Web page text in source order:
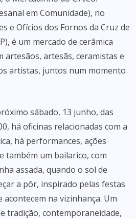
em Comunidade), no
e Ofícios dos Fornos da Cruz de
é um mercado de cerâmica
artesãos, artesãs, ceramistas e
artistas, juntos num momento
sábado, 13 junho, das
há oficinas relacionadas com a
há performances, ações
também um bailarico, com
assada, quando o sol de
a pôr, inspirado pelas festas
na vizinhança. Um
tradição, contemporaneidade,